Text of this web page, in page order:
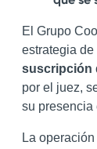
El Grupo
estrategia
suscripción
por el juez,
su presencia
La